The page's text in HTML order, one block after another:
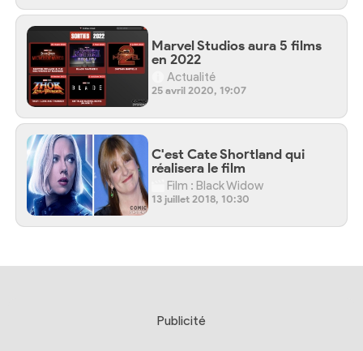
Marvel Studios aura 5 films
en 2022
Actualité
25 avril 2020, 19:07
C'est Cate Shortland qui
réalisera le film
Film : Black Widow
13 juillet 2018, 10:30
Publicité